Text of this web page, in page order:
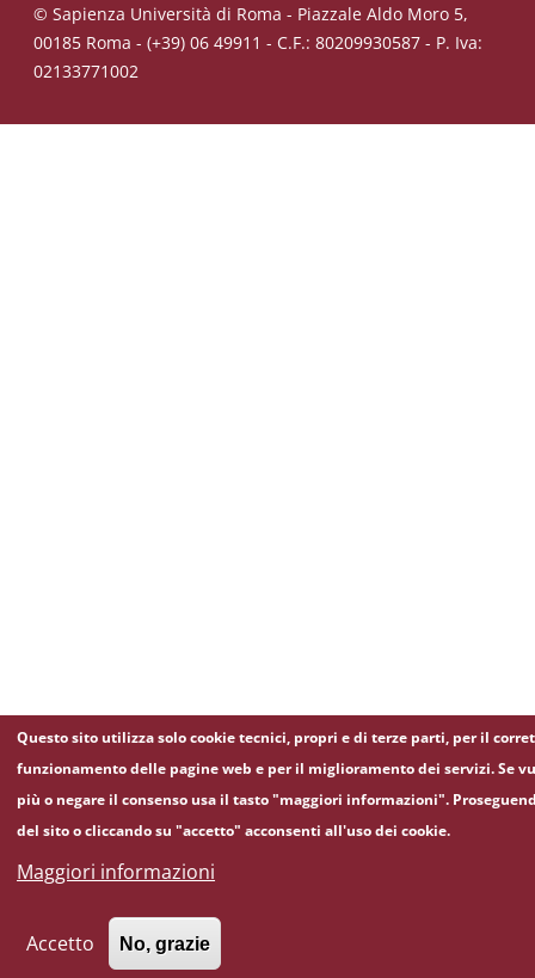
© Sapienza Università di Roma - Piazzale Aldo Moro 5,
00185 Roma - (+39) 06 49911 - C.F.: 80209930587 - P. Iva:
02133771002
Questo sito utilizza solo cookie tecnici, propri e di terze parti, per il
funzionamento delle pagine web e per il miglioramento dei servizi. Se
più o negare il consenso usa il tasto "maggiori informazioni".
del sito o cliccando su "accetto" acconsenti all'uso dei cookie.
Maggiori informazioni
Accetto No, grazie